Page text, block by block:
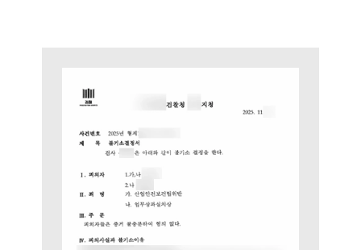
법률 블로그
뉴스레터/브로슈어
세미나
대륜법률상담예약
대륜법률상담예약